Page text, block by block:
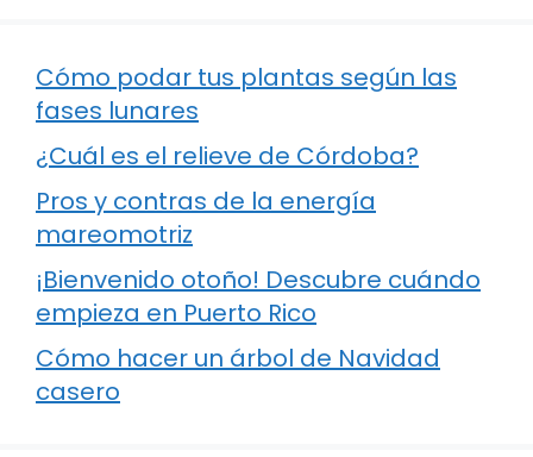
Cómo podar tus plantas según las
fases lunares
¿Cuál es el relieve de Córdoba?
Pros y contras de la energía
mareomotriz
¡Bienvenido otoño! Descubre cuándo
empieza en Puerto Rico
Cómo hacer un árbol de Navidad
casero